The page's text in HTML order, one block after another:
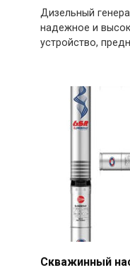
Дизельный
надежное и
устройство,
Скважинный